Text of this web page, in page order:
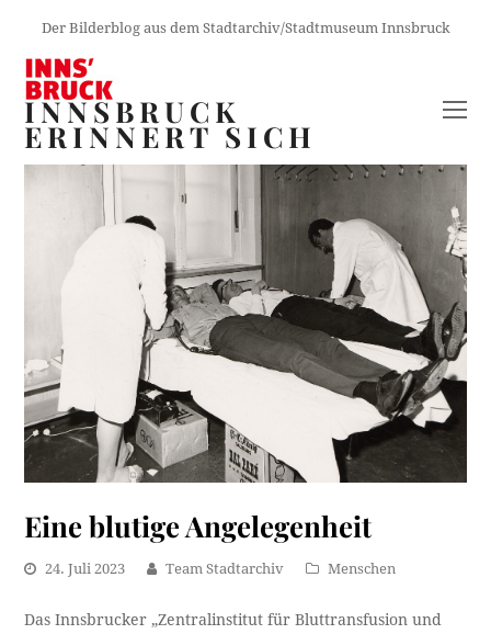
Der Bilderblog aus dem Stadtarchiv/Stadtmuseum Innsbruck
INNSBRUCK
ERINNERT SICH
Eine blutige Angelegenheit
24. Juli 2023 Team Stadtarchiv Menschen
Das Innsbrucker „Zentralinstitut für Bluttransfusion und